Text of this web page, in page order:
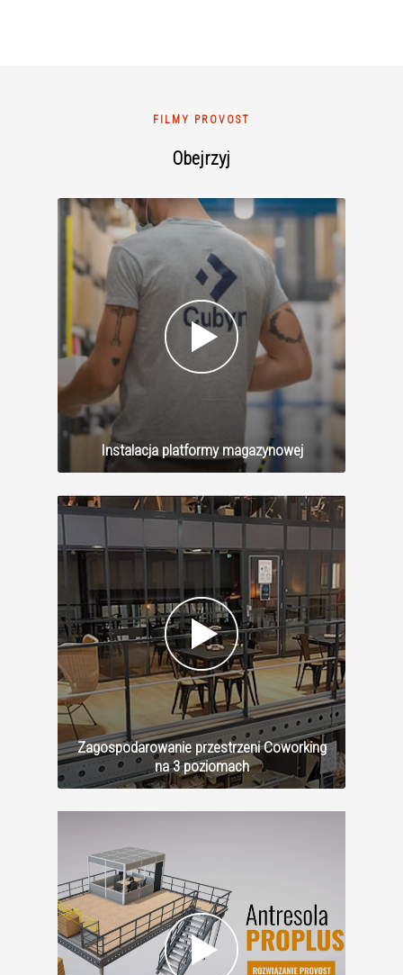
FILMY PROVOST
Obejrzyj
Instalacja platformy magazynowej
Zagospodarowanie przestrzeni Coworking
na 3 poziomach